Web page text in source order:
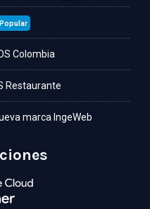
Popular
Colombia
Restaurante
marca IngeWeb